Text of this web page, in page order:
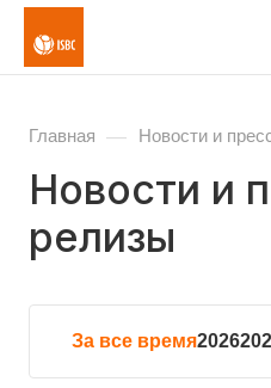
Главная — Новости и
Новости и
релизы
За все время2026